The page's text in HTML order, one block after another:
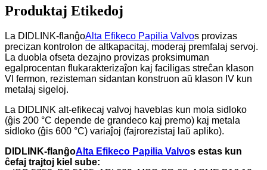
Produktaj Etikedoj
La DIDLINK-flanĝoAlta Efikeco Papilia Valvos provizas
precizan kontrolon de altkapacitaj, moderaj premfalaj servoj.
La duobla ofseta dezajno provizas proksimuman
egalprocentan flukarakterizaĵon kaj faciligas streĉan klason
VI fermon, rezisteman sidantan konstruon aŭ klason IV kun
metalaj sigeloj.
La DIDLINK alt-efikecaj valvoj haveblas kun mola sidloko
(ĝis 200 °C depende de grandeco kaj premo) kaj metala
sidloko (ĝis 600 °C) variaĵoj (fajrorezistaj laŭ apliko).
DIDLINK-flanĝoAlta Efikeco Papilia Valvos estas kun
ĉefaj trajtoj kiel sube: